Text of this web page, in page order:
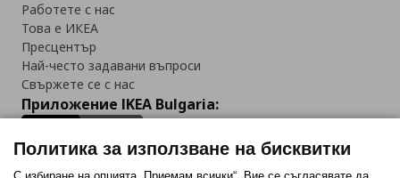
Работете с нас
Това е ИКЕА
Пресцентър
Най-често задавани въпроси
Свържете се с нас
Приложение IKEA Bulgaria:
Политика за използване на бисквитки